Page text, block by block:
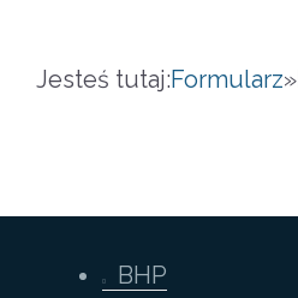
Jesteś tutaj:Formularz»
BHP